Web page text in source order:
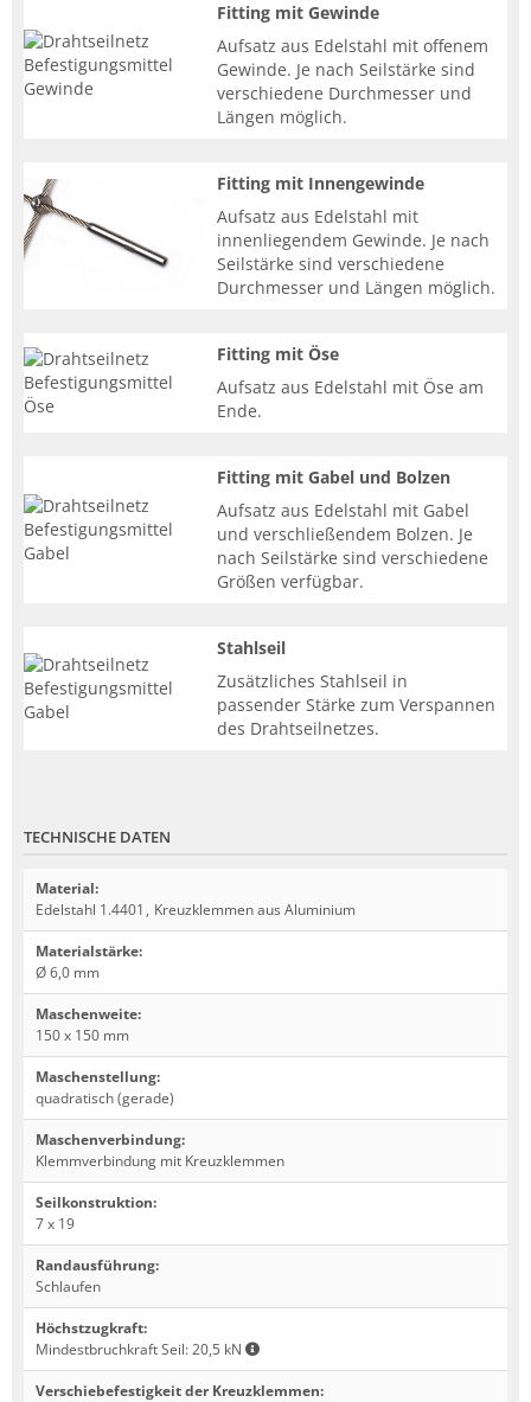
Fitting mit Gewinde
Aufsatz aus Edelstahl mit offenem
Gewinde. Je nach Seilstärke sind
verschiedene Durchmesser und
Längen möglich.
Fitting mit Innengewinde
Aufsatz aus Edelstahl mit
innenliegendem Gewinde. Je nach
Seilstärke sind verschiedene
Durchmesser und Längen möglich.
Fitting mit Öse
Aufsatz aus Edelstahl mit Öse am
Ende.
Fitting mit Gabel und Bolzen
Aufsatz aus Edelstahl mit Gabel
und verschließendem Bolzen. Je
nach Seilstärke sind verschiedene
Größen verfügbar.
Stahlseil
Zusätzliches Stahlseil in
passender Stärke zum Verspannen
des Drahtseilnetzes.
TECHNISCHE DATEN
Material:
Edelstahl 1.4401 , Kreuzklemmen aus Aluminium
Materialstärke:
Ø 6,0 mm
Maschenweite:
150 x 150 mm
Maschenstellung:
quadratisch (gerade)
Maschenverbindung:
Klemmverbindung mit Kreuzklemmen
Seilkonstruktion:
7 x 19
Randausführung:
Schlaufen
Höchstzugkraft:
Mindestbruchkraft Seil: 20,5 kN
Verschiebefestigkeit der Kreuzklemmen: